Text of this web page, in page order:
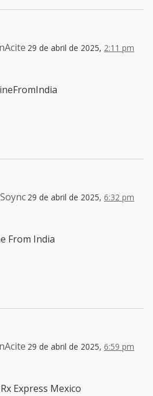
29 de abril de 2025, 2:11 pm
29 de abril de 2025, 6:32 pm
From India
29 de abril de 2025, 6:59 pm
Express Mexico